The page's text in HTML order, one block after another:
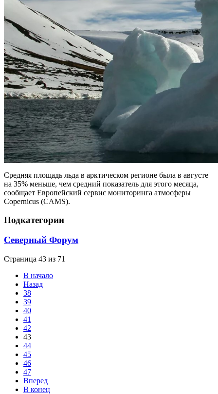
Средняя площадь льда в арктическом регионе была в августе
на 35% меньше, чем средний показатель для этого месяца,
сообщает Европейский сервис мониторинга атмосферы
Copernicus (CAMS).
Подкатегории
Северный Форум
Страница 43 из 71
В начало
Назад
38
39
40
41
42
43
44
45
46
47
Вперед
В конец